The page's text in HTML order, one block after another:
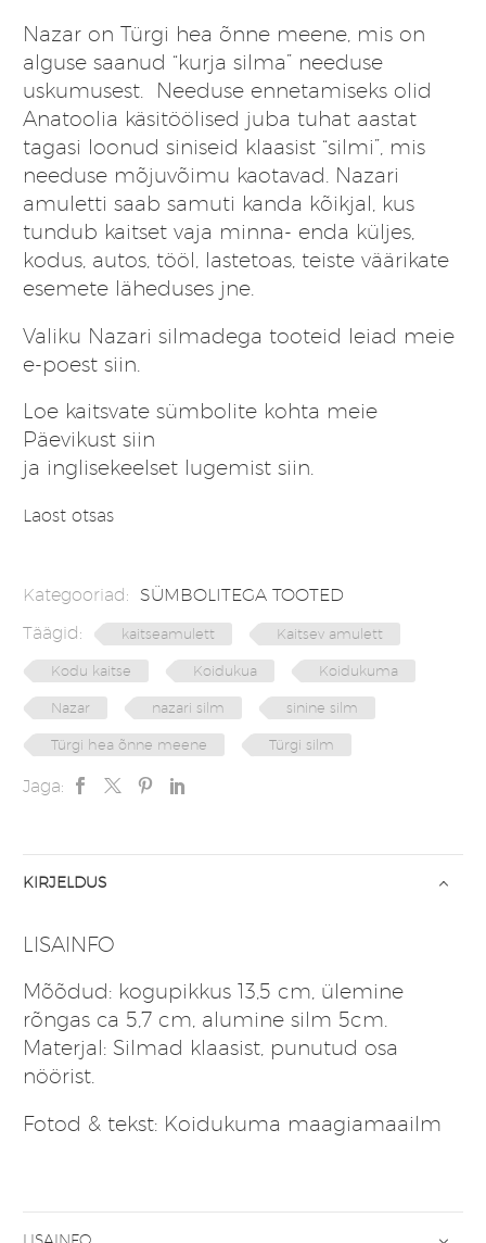
Nazar on Türgi hea õnne meene, mis on
alguse saanud “kurja silma” needuse
uskumusest. Needuse ennetamiseks olid
Anatoolia käsitöölised juba tuhat aastat
tagasi loonud siniseid klaasist “silmi”, mis
needuse mõjuvõimu kaotavad. Nazari
amuletti saab samuti kanda kõikjal, kus
tundub kaitset vaja minna- enda küljes,
kodus, autos, tööl, lastetoas, teiste väärikate
esemete läheduses jne.
Valiku Nazari silmadega tooteid leiad meie
e-poest siin.
Loe kaitsvate sümbolite kohta meie
Päevikust siin
ja inglisekeelset lugemist siin.
Laost otsas
Kategooriad: SÜMBOLITEGA TOOTED
Täägid:
kaitseamulett Kaitsev amulett
Kodu kaitse Koidukua Koidukuma
Nazar nazari silm sinine silm
Türgi hea õnne meene Türgi silm
Jaga:
KIRJELDUS
LISAINFO
Mõõdud: kogupikkus 13,5 cm, ülemine
rõngas ca 5,7 cm, alumine silm 5cm.
Materjal: Silmad klaasist, punutud osa
nöörist.
Fotod & tekst: Koidukuma maagiamaailm